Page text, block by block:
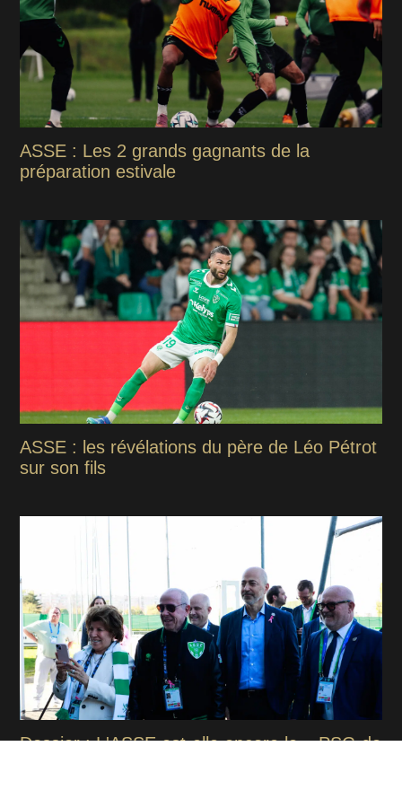
ASSE : Les 2 grands gagnants de la
préparation estivale
ASSE : les révélations du père de Léo Pétrot
sur son fils
Dossier : L'ASSE est-elle encore le « PSG de